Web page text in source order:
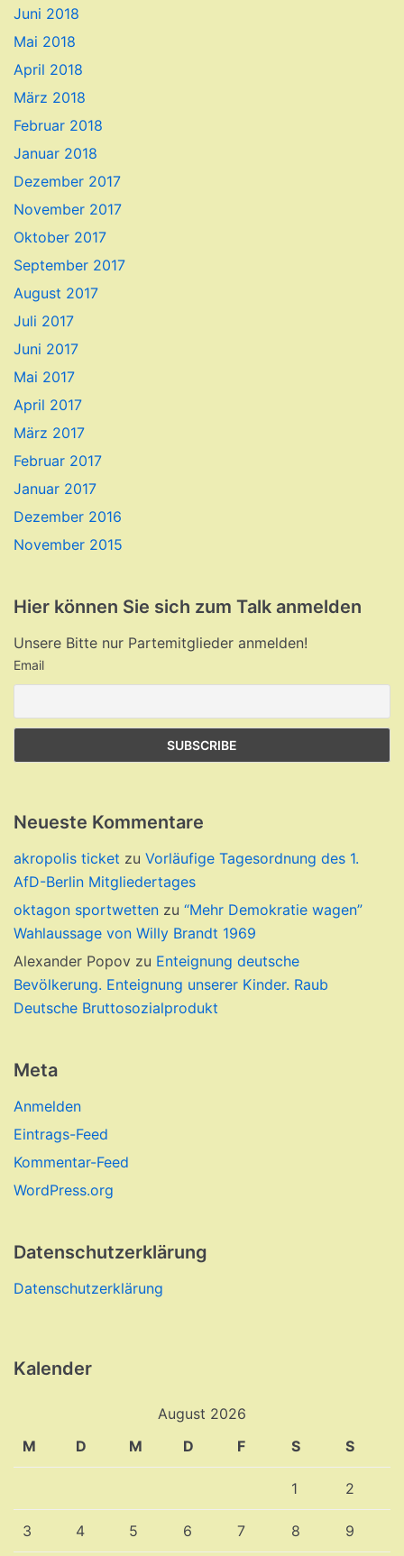
Juni 2018
Mai 2018
April 2018
März 2018
Februar 2018
Januar 2018
Dezember 2017
November 2017
Oktober 2017
September 2017
August 2017
Juli 2017
Juni 2017
Mai 2017
April 2017
März 2017
Februar 2017
Januar 2017
Dezember 2016
November 2015
Hier können Sie sich zum Talk anmelden
Unsere Bitte nur Partemitglieder anmelden!
Email
Neueste Kommentare
akropolis ticket zu Vorläufige Tagesordnung des 1.
AfD-Berlin Mitgliedertages
oktagon sportwetten zu “Mehr Demokratie wagen”
Wahlaussage von Willy Brandt 1969
Alexander Popov zu Enteignung deutsche
Bevölkerung. Enteignung unserer Kinder. Raub
Deutsche Bruttosozialprodukt
Meta
Anmelden
Eintrags-Feed
Kommentar-Feed
WordPress.org
Datenschutzerklärung
Datenschutzerklärung
Kalender
August 2026
M
D M D F S S
1 2
3 4 5 6 7 8 9